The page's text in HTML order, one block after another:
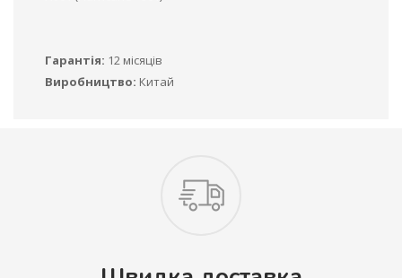
Гарантія: 12 місяців
Виробництво: Китай